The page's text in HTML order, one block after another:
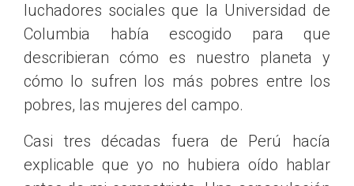
luchadores sociales que la Universidad de
Columbia había escogido para que
describieran cómo es nuestro planeta y
cómo lo sufren los más pobres entre los
pobres, las mujeres del campo.
Casi tres décadas fuera de Perú hacía
explicable que yo no hubiera oído hablar